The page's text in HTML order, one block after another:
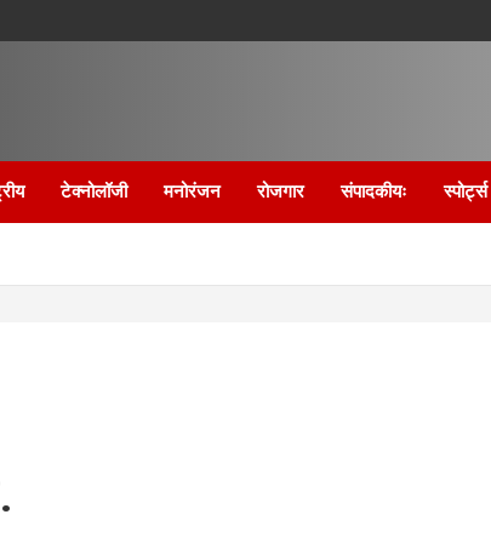
टेक्नोलॉजी मनोरंजन रोजगार संपादकीयः स्पोर्ट्स